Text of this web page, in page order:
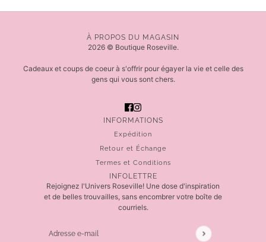
À PROPOS DU MAGASIN
2026 © Boutique Roseville.
Cadeaux et coups de coeur à s'offrir pour égayer la vie et celle des
gens qui vous sont chers.
INFORMATIONS
Expédition
Retour et Échange
Termes et Conditions
INFOLETTRE
Rejoignez l'Univers Roseville! Une dose d'inspiration
et de belles trouvailles, sans encombrer votre boîte de
courriels.
Adresse e-mail
Ce site est protégé par hCaptcha, et la